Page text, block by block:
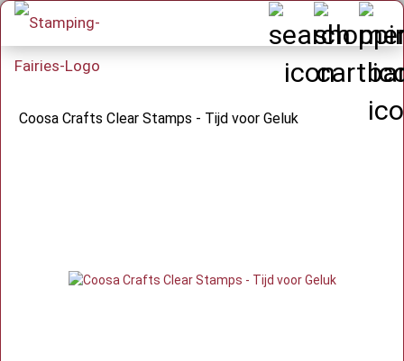
Coosa Crafts Clear Stamps - Tijd voor Geluk